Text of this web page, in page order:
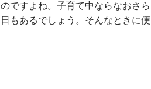
ですよね。子育て中ならなおさら
もあるでしょう。そんなときに便